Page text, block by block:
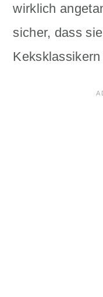
wirklich
sicher, dass